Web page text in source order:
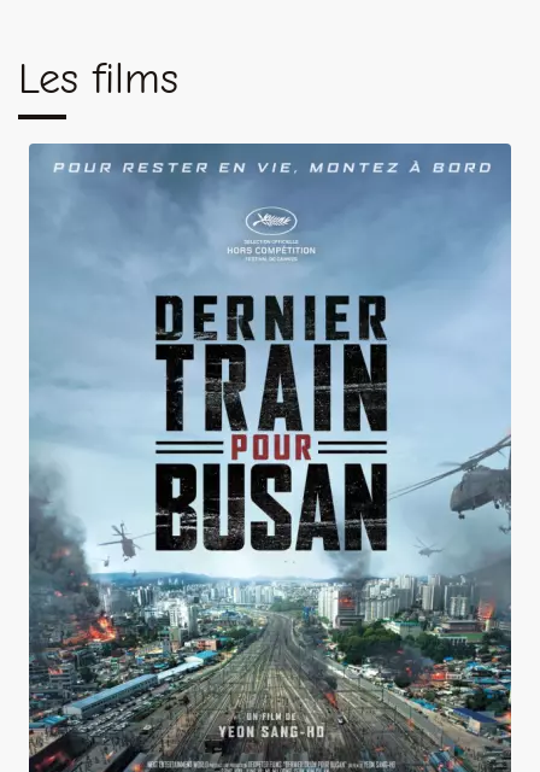
Les films
Dernier train pour Busan